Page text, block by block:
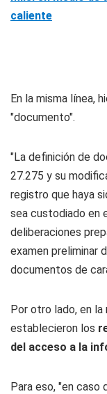
caliente
En la misma línea,
"documento".
"La definición de
27.275 y su
registro que haya
sea custodiado en
deliberaciones
examen preliminar
documentos de
Por otro lado, en
establecieron los
del acceso a la
Para eso, "en caso